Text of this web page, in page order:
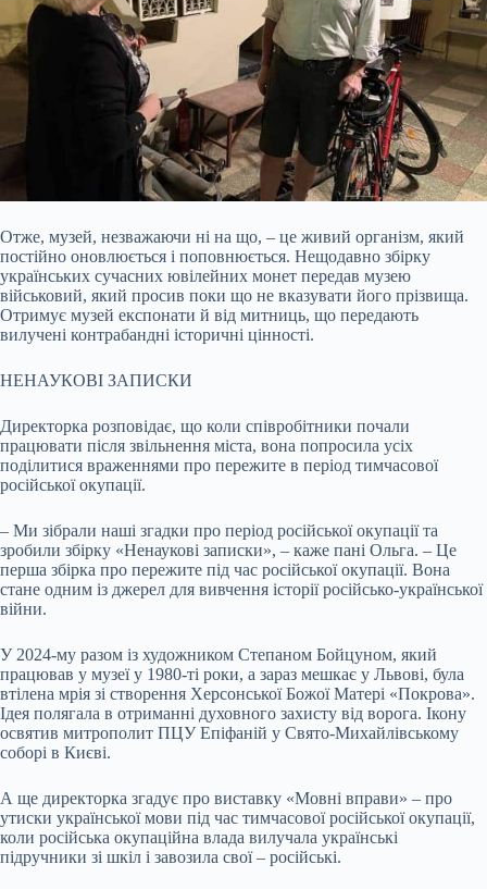
Отже, музей, незважаючи ні на що, – це живий організм, який
постійно оновлюється і поповнюється. Нещодавно збірку
українських сучасних ювілейних монет передав музею
військовий, який просив поки що не вказувати його прізвища.
Отримує музей експонати й від митниць, що передають
вилучені контрабандні історичні цінності.
НЕНАУКОВІ ЗАПИСКИ
Директорка розповідає, що коли співробітники почали
працювати після звільнення міста, вона попросила усіх
поділитися враженнями про пережите в період тимчасової
російської окупації.
– Ми зібрали наші згадки про період російської окупації та
зробили збірку «Ненаукові записки», – каже пані Ольга. – Це
перша збірка про пережите під час російської окупації. Вона
стане одним із джерел для вивчення історії російсько-української
війни.
У 2024-му разом із художником Степаном Бойцуном, який
працював у музеї у 1980-ті роки, а зараз мешкає у Львові, була
втілена мрія зі створення Херсонської Божої Матері «Покрова».
Ідея полягала в отриманні духовного захисту від ворога. Ікону
освятив митрополит ПЦУ Епіфаній у Свято-Михайлівському
соборі в Києві.
А ще директорка згадує про виставку «Мовні вправи» – про
утиски української мови під час тимчасової російської окупації,
коли російська окупаційна влада вилучала українські
підручники зі шкіл і завозила свої – російські.